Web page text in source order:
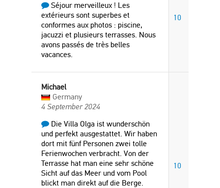
Séjour merveilleux ! Les
extérieurs sont superbes et
conformes aux photos : piscine,
jacuzzi et plusieurs terrasses. Nous
avons passés de très belles
vacances.
10
Michael
Germany
4 September 2024
Die Villa Olga ist wunderschön
und perfekt ausgestattet. Wir haben
dort mit fünf Personen zwei tolle
Ferienwochen verbracht. Von der
Terrasse hat man eine sehr schöne
Sicht auf das Meer und vom Pool
blickt man direkt auf die Berge.
10